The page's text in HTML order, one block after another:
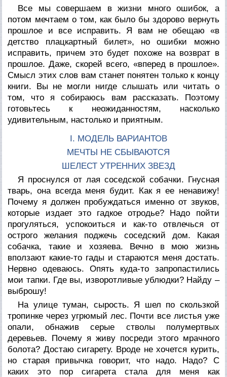
Все мы совершаем в жизни много ошибок, а
потом мечтаем о том, как было бы здорово вернуть
прошлое и все исправить. Я вам не обещаю «в
детство плацкартный билет», но ошибки можно
исправить, причем это будет похоже на возврат в
прошлое. Даже, скорей всего, «вперед в прошлое».
Смысл этих слов вам станет понятен только к концу
книги. Вы не могли нигде слышать или читать о
том, что я собираюсь вам рассказать. Поэтому
готовьтесь к неожиданностям, насколько
удивительным, настолько и приятным.
I. МОДЕЛЬ ВАРИАНТОВ
МЕЧТЫ НЕ СБЫВАЮТСЯ
ШЕЛЕСТ УТРЕННИХ ЗВЕЗД
Я проснулся от лая соседской собачки. Гнусная
тварь, она всегда меня будит. Как я ее ненавижу!
Почему я должен пробуждаться именно от звуков,
которые издает это гадкое отродье? Надо пойти
прогуляться, успокоиться и как-то отвлечься от
острого желания поджечь соседский дом. Какая
собачка, такие и хозяева. Вечно в мою жизнь
вползают какие-то гады и стараются меня достать.
Нервно одеваюсь. Опять куда-то запропастились
мои тапки. Где вы, изворотливые ублюдки? Найду –
выброшу!
На улице туман, сырость. Я шел по скользкой
тропинке через угрюмый лес. Почти все листья уже
опали, обнажив серые стволы полумертвых
деревьев. Почему я живу посреди этого мрачного
болота? Достаю сигарету. Вроде не хочется курить,
но старая привычка говорит, что надо. Надо? С
каких это пор сигарета стала для меня как